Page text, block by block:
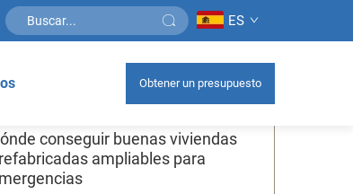
ES
Obtener un presupuesto
de contenidos
debe saber sobre las casas
expandibles
conseguir buenas viviendas
ampliables para